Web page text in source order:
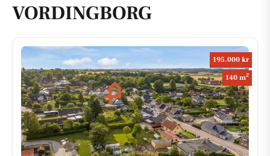
VORDINGBORG
195.000 kr
140 m2